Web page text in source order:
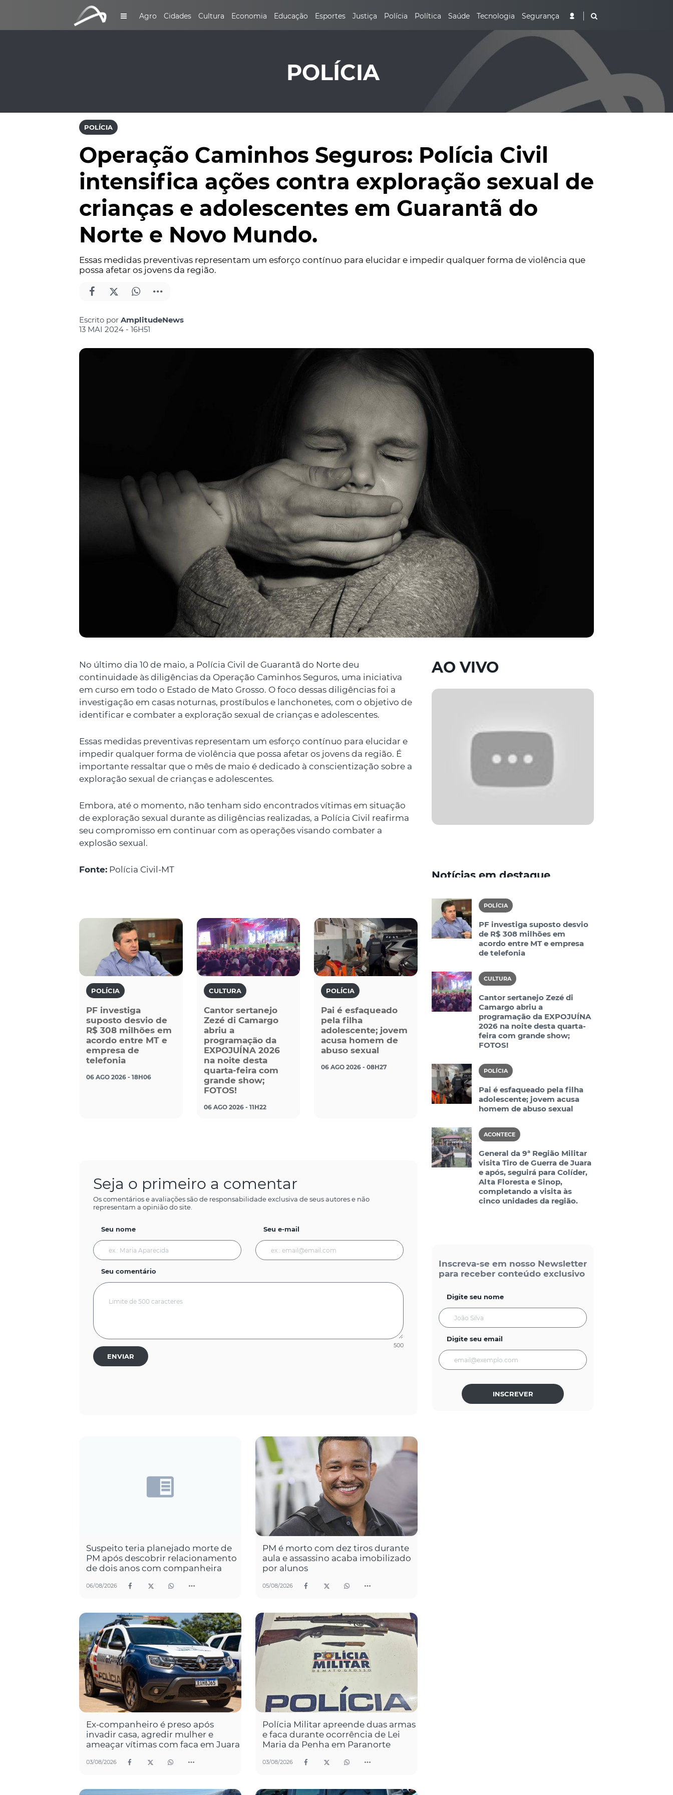
Agro Cidades Cultura Economia Educação Esportes Justiça Polícia Política Saúde Tecnologia Segurança
POLÍCIA
POLÍCIA
Operação Caminhos Seguros: Polícia Civil
intensifica ações contra exploração sexual de
crianças e adolescentes em Guarantã do
Norte e Novo Mundo.
Essas medidas preventivas representam um esforço contínuo para elucidar e impedir qualquer forma de violência que
possa afetar os jovens da região.
Escrito por AmplitudeNews
13 MAI 2024 - 16H51
No último dia 10 de maio, a Polícia Civil de Guarantã do Norte deu
continuidade às diligências da Operação Caminhos Seguros, uma iniciativa
em curso em todo o Estado de Mato Grosso. O foco dessas diligências foi a
investigação em casas noturnas, prostíbulos e lanchonetes, com o objetivo de
identificar e combater a exploração sexual de crianças e adolescentes.
Essas medidas preventivas representam um esforço contínuo para elucidar e
impedir qualquer forma de violência que possa afetar os jovens da região. É
importante ressaltar que o mês de maio é dedicado à conscientização sobre a
exploração sexual de crianças e adolescentes.
Embora, até o momento, não tenham sido encontrados vítimas em situação
de exploração sexual durante as diligências realizadas, a Polícia Civil reafirma
seu compromisso em continuar com as operações visando combater a
explosão sexual.
Fonte: Polícia Civil-MT
POLÍCIA
PF investiga
suposto desvio de
R$ 308 milhões em
acordo entre MT e
empresa de
telefonia
06 AGO 2026 - 18H06
CULTURA
Cantor sertanejo
Zezé di Camargo
abriu a
programação da
EXPOJUÍNA 2026
na noite desta
quarta-feira com
grande show;
FOTOS!
06 AGO 2026 - 11H22
POLÍCIA
Pai é esfaqueado
pela filha
adolescente; jovem
acusa homem de
abuso sexual
06 AGO 2026 - 08H27
Seja o primeiro a comentar
Os comentários e avaliações são de responsabilidade exclusiva de seus autores e não
representam a opinião do site.
Seu nome Seu e-mail
Seu comentário
500
ENVIAR
Suspeito teria planejado morte de
PM após descobrir relacionamento
de dois anos com companheira
06/08/2026
PM é morto com dez tiros durante
aula e assassino acaba imobilizado
por alunos
05/08/2026
Ex-companheiro é preso após
invadir casa, agredir mulher e
ameaçar vítimas com faca em Juara
03/08/2026
Polícia Militar apreende duas armas
e faca durante ocorrência de Lei
Maria da Penha em Paranorte
03/08/2026
AO VIVO
POLÍCIA
PF investiga suposto desvio
de R$ 308 milhões em
acordo entre MT e empresa
de telefonia
CULTURA
Cantor sertanejo Zezé di
Camargo abriu a
programação da EXPOJUÍNA
2026 na noite desta quarta-
feira com grande show;
FOTOS!
POLÍCIA
Pai é esfaqueado pela filha
adolescente; jovem acusa
homem de abuso sexual
ACONTECE
General da 9ª Região Militar
visita Tiro de Guerra de Juara
e após, seguirá para Colíder,
Alta Floresta e Sinop,
completando a visita às
cinco unidades da região.
Inscreva-se em nosso Newsletter
para receber conteúdo exclusivo
Digite seu nome
Digite seu email
INSCREVER
Notícias em destaque